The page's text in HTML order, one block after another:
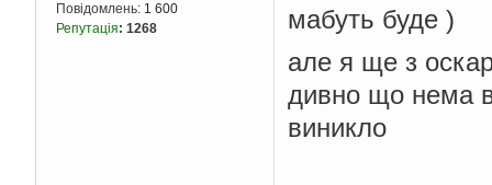
Повідомлень: 1 600
Репутація: 1268
мабуть буде )
але я ще з
дивно що нема
виникло